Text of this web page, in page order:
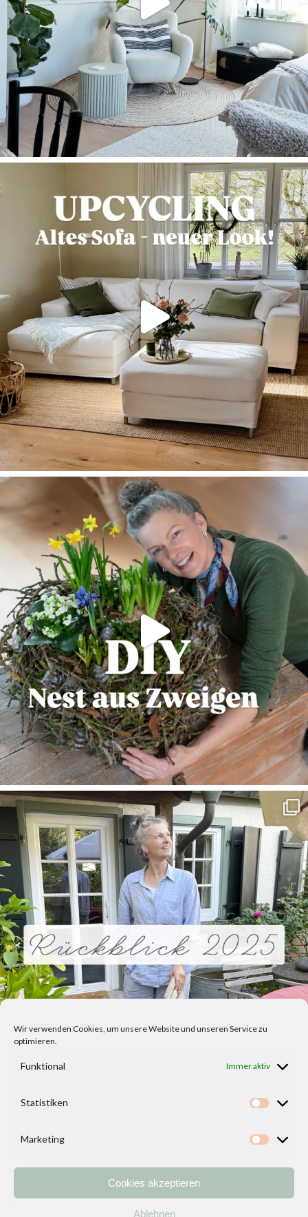
Wir verwenden Cookies, um unsere Website und unseren Service zu
optimieren.
Funktional Immer aktiv
Statistiken
Marketing
Cookies akzeptieren
Ablehnen
Kontakt